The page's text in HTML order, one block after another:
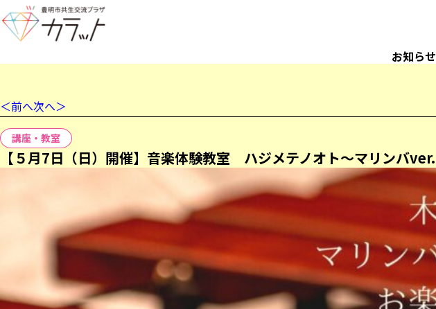
お知らせ
＜前へ次へ＞
講座・教室
【５月7日（日）開催】音楽体験教室 ハジメテノオト～マリンバver.